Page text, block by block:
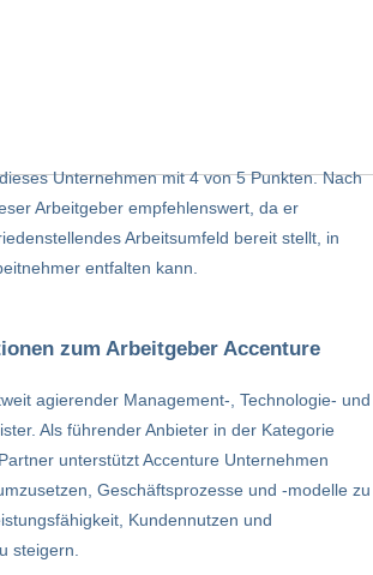
Unternehmen mit 4 von 5 Punkten. Nach
Arbeitgeber empfehlenswert, da er
Arbeitsumfeld bereit stellt, in
entfalten kann.
zum Arbeitgeber Accenture
agierender Management-, Technologie- und
Als führender Anbieter in der Kategorie
unterstützt Accenture Unternehmen
Geschäftsprozesse und -modelle zu
Kundennutzen und
steigern.